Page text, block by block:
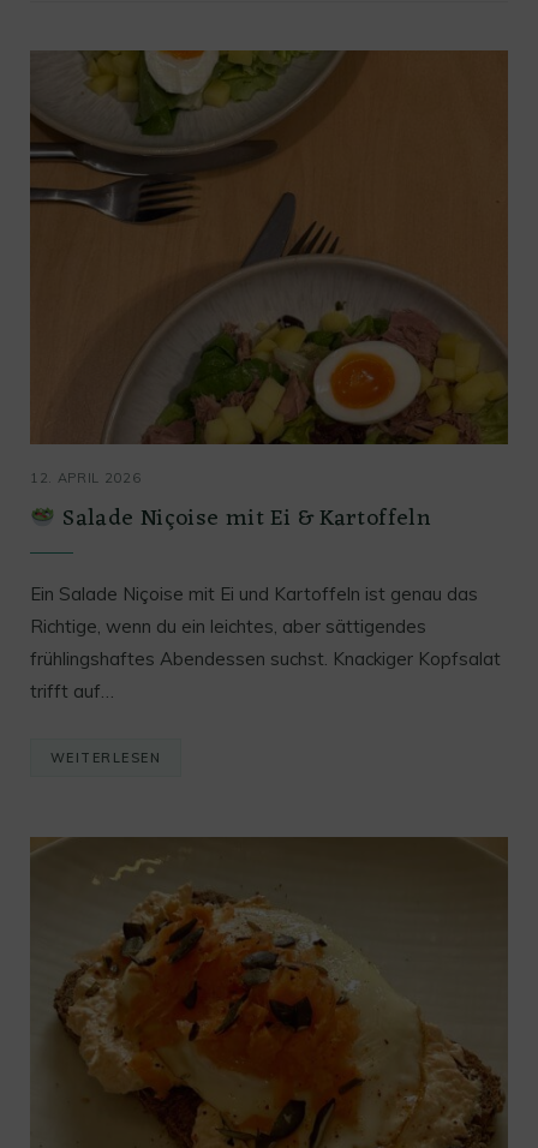
12. APRIL 2026
Salade Niçoise mit Ei & Kartoffeln
Ein Salade Niçoise mit Ei und Kartoffeln ist genau das
Richtige, wenn du ein leichtes, aber sättigendes
frühlingshaftes Abendessen suchst. Knackiger Kopfsalat
trifft auf…
WEITERLESEN